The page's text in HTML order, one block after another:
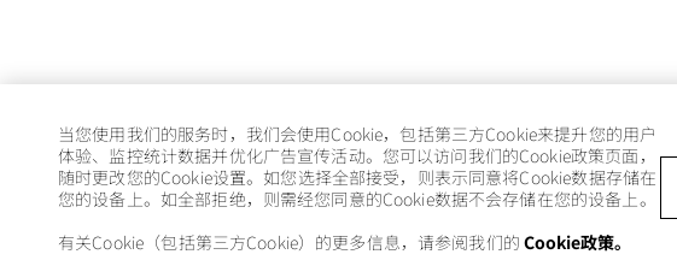
当您使用我们的服务时，我们会使用Cookie，包括第三方Cookie来提升您的用户
体验、监控统计数据并优化广告宣传活动。您可以访问我们的Cookie政策页面，
随时更改您的Cookie设置。如您选择全部接受，则表示同意将Cookie数据存储在
您的设备上。如全部拒绝，则需经您同意的Cookie数据不会存储在您的设备上。
有关Cookie（包括第三方Cookie）的更多信息，请参阅我们的Cookie政策。